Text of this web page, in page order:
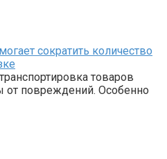
сократить количество
товаров
повреждений. Особенно